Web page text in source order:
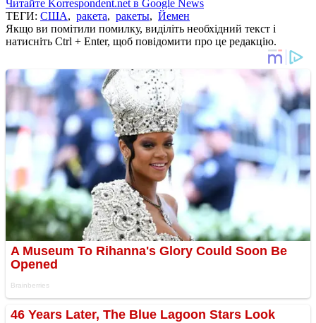
Читайте Korrespondent.net в Google News
ТЕГИ: США, ракета, ракеты, Йемен
Якщо ви помітили помилку, виділіть необхідний текст і
натисніть Ctrl + Enter, щоб повідомити про це редакцію.